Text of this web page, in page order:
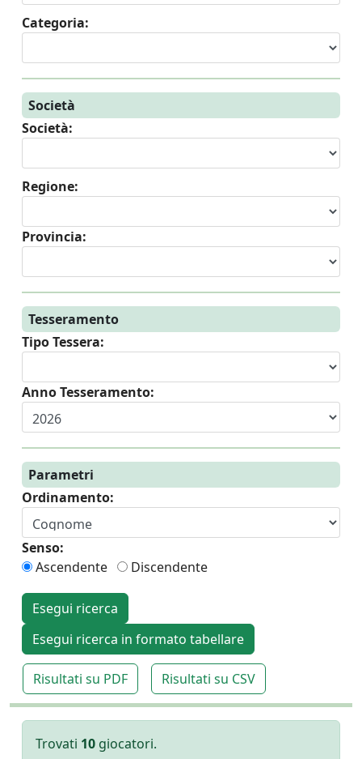
Categoria:
Società
Società:
Regione:
Provincia:
Tesseramento
Tipo Tessera:
Anno Tesseramento:
Parametri
Ordinamento:
Senso:
Ascendente
Discendente
Esegui ricerca
Esegui ricerca in formato tabellare
Risultati su PDF Risultati su CSV
Trovati 10 giocatori.